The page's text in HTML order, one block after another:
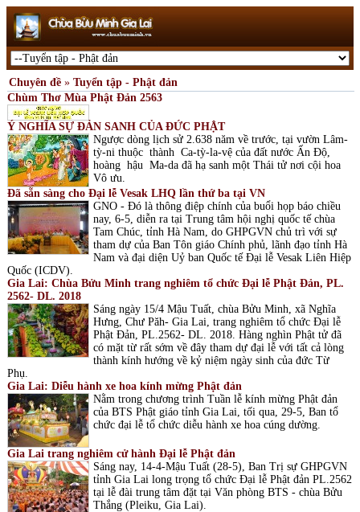
Chuyên đề » Tuyển tập - Phật đản
Chùm Thơ Mùa Phật Đản 2563
Ý NGHĨA SỰ ĐẢN SANH CỦA ĐỨC PHẬT
Ngược dòng lịch sử 2.638 năm về trước, tại vườn Lâm-
tỳ-ni thuộc thành Ca-tỳ-la-vệ của đất nước Ấn Độ,
hoàng hậu Ma-da đã hạ sanh một Thái tử nơi cội hoa
Vô ưu.
Đã sẵn sàng cho Đại lễ Vesak LHQ lần thứ ba tại VN
GNO - Đó là thông điệp chính của buổi họp báo chiều
nay, 6-5, diễn ra tại Trung tâm hội nghị quốc tế chùa
Tam Chúc, tỉnh Hà Nam, do GHPGVN chủ trì với sự
tham dự của Ban Tôn giáo Chính phủ, lãnh đạo tỉnh Hà
Nam và đại diện Uỷ ban Quốc tế Đại lễ Vesak Liên Hiệp
Quốc (ICDV).
Gia Lai: Chùa Bửu Minh trang nghiêm tổ chức Đại lễ Phật Đản, PL.
2562- DL. 2018
Sáng ngày 15/4 Mậu Tuất, chùa Bửu Minh, xã Nghĩa
Hưng, Chư Păh- Gia Lai, trang nghiêm tổ chức Đại lễ
Phật Đản, PL.2562- DL. 2018. Hàng nghìn Phật tử đã
có mặt từ rất sớm về đây tham dự đại lễ với tất cả lòng
thành kính hướng về kỷ niệm ngày sinh của đức Từ
Phụ.
Gia Lai: Diễu hành xe hoa kính mừng Phật đản
Nằm trong chương trình Tuần lễ kính mừng Phật đản
của BTS Phật giáo tỉnh Gia Lai, tối qua, 29-5, Ban tổ
chức đại lễ tổ chức diễu hành xe hoa cúng dường.
Gia Lai trang nghiêm cử hành Đại lễ Phật đản
Sáng nay, 14-4-Mậu Tuất (28-5), Ban Trị sự GHPGVN
tỉnh Gia Lai long trọng tổ chức Đại lễ Phật đản PL.2562
tại lễ đài trung tâm đặt tại Văn phòng BTS - chùa Bửu
Thắng (Pleiku, Gia Lai).